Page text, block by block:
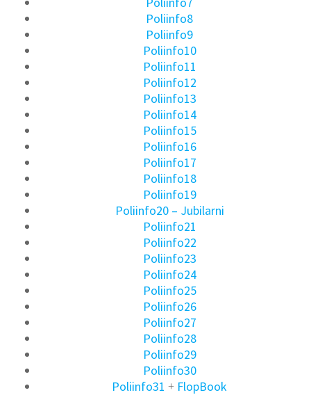
Poliinfo8
Poliinfo9
Poliinfo10
Poliinfo11
Poliinfo12
Poliinfo13
Poliinfo14
Poliinfo15
Poliinfo16
Poliinfo17
Poliinfo18
Poliinfo19
Poliinfo20 – Jubilarni
Poliinfo21
Poliinfo22
Poliinfo23
Poliinfo24
Poliinfo25
Poliinfo26
Poliinfo27
Poliinfo28
Poliinfo29
Poliinfo30
Poliinfo31 + FlopBook